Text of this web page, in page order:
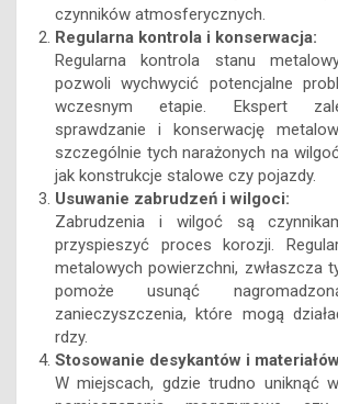
czynników atmosferycznych.
Regularna kontrola i konserwacja:
Regularna kontrola stanu
pozwoli wychwycić potencjalne
wczesnym etapie. Ekspert
sprawdzanie i konserwację
szczególnie tych narażonych na
jak konstrukcje stalowe czy pojazdy.
Usuwanie zabrudzeń i wilgoci:
Zabrudzenia i wilgoć są
przyspieszyć proces korozji.
metalowych powierzchni, zwłaszcza
pomoże usunąć
zanieczyszczenia, które mogą
rdzy.
Stosowanie desykantów i
W miejscach, gdzie trudno uniknąć